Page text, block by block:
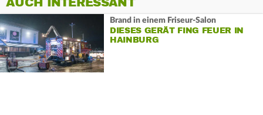
Brand in einem Friseur-Salon
DIESES GERÄT FING FEUER IN
HAINBURG